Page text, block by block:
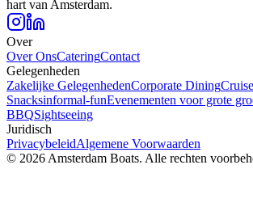
hart van Amsterdam.
Over
Over OnsCateringContact
Gelegenheden
Zakelijke GelegenhedenCorporate Dining
Snacksinformal-funEvenementen voor grote
BBQSightseeing
Juridisch
PrivacybeleidAlgemene Voorwaarden
© 2026 Amsterdam Boats. Alle rechten